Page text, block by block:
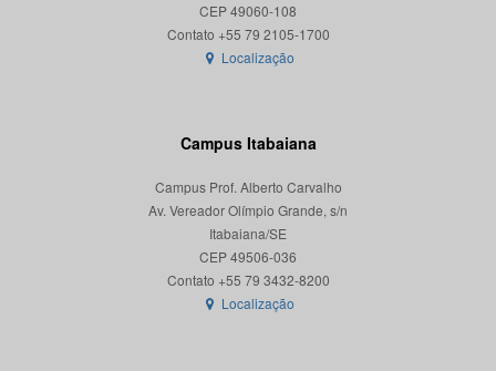
CEP 49060-108
Localização
Campus Itabaiana
Campus Prof. Alberto Carvalho
Av. Vereador Olímpio Grande, s/n
Itabaiana/SE
CEP 49506-036
Localização